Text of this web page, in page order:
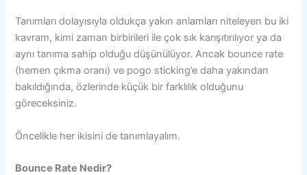
Tanımları dolayısıyla oldukça yakın anlamları niteleyen bu iki
kavram, kimi zaman birbirileri ile çok sık karışıtırılıyor ya da
aynı tanıma sahip olduğu düşünülüyor. Ancak bounce rate
(hemen çıkma oranı) ve pogo sticking’e daha yakından
bakıldığında, özlerinde küçük bir farklılık olduğunu
göreceksiniz.
Öncelikle her ikisini de tanımlayalım.
Bounce Rate Nedir?